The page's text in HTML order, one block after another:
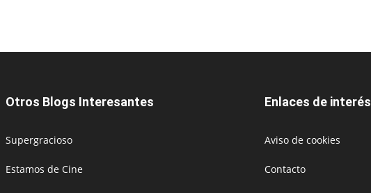
Otros Blogs Interesantes
Supergracioso
Estamos de Cine
Enlaces de interés
Aviso de cookies
Contacto